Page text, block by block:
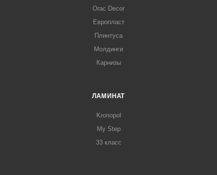
Orac Decor
Европласт
Плинтуса
Молдинги
Карнизы
ЛАМИНАТ
Kronopol
My Step
33 класс